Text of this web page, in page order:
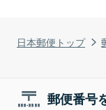
日本郵便トップ
郵便番号